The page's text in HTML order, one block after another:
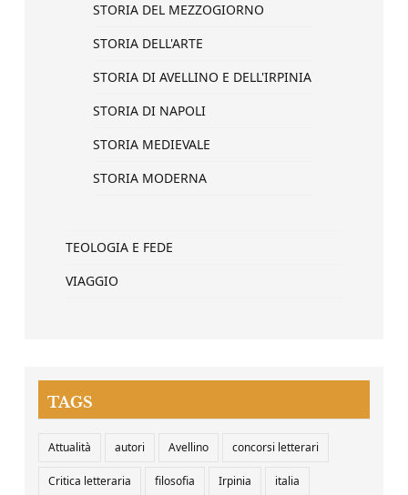
STORIA DEL MEZZOGIORNO
STORIA DELL'ARTE
STORIA DI AVELLINO E DELL'IRPINIA
STORIA DI NAPOLI
STORIA MEDIEVALE
STORIA MODERNA
TEOLOGIA E FEDE
VIAGGIO
TAGS
Attualità autori Avellino concorsi letterari
Critica letteraria filosofia Irpinia italia